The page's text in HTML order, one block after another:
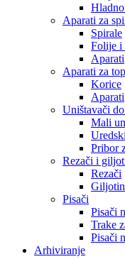
Aparati za
Spirale
Folije i
Aparati
Aparati za
Korice
Aparati
Uništavači
Mali
Pribor
Rezači i
Rezači
Pisači
Pisači
Trake
Pisači
Arhiviranje